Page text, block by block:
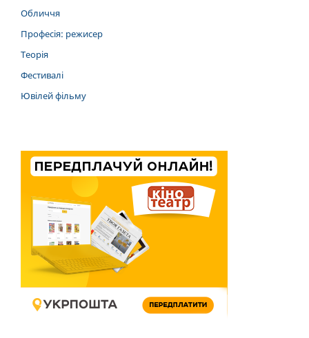
Обличчя
Професія: режисер
Теорія
Фестивалі
Ювілей фільму